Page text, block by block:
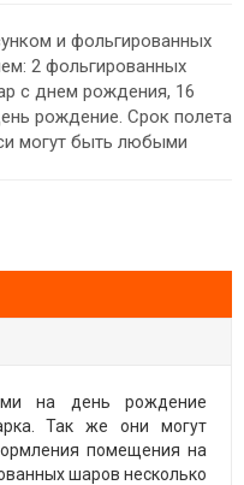
и фольгированных
2 фольгированных
с днем рождения, 16
рождение. Срок полета
могут быть любыми
на день рождение
Так же они могут
помещения на
шаров несколько